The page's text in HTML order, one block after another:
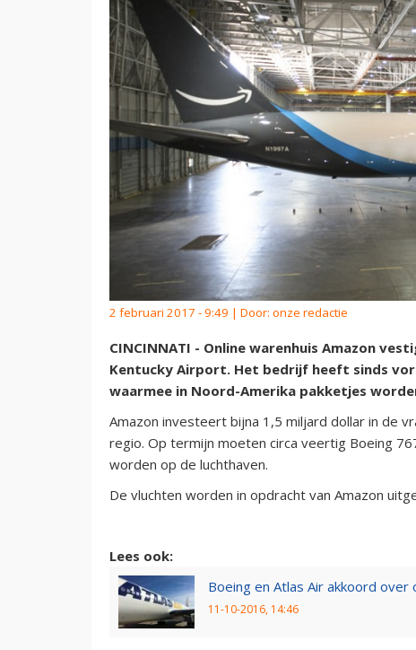
2 februari 2017 - 9:49 | Door: onze redactie
CINCINNATI - Online warenhuis Amazon
Kentucky Airport. Het bedrijf heeft sinds
waarmee in Noord-Amerika pakketjes
Amazon investeert bijna 1,5 miljard dollar in de
regio. Op termijn moeten circa veertig Boeing
worden op de luchthaven.
De vluchten worden in opdracht van Amazon
Lees ook:
Boeing en Atlas Air akkoord over
11-10-2016, 14:46